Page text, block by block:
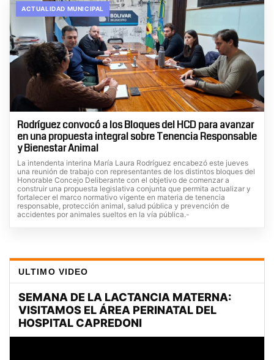
ACTUALIDAD MUNICIPAL
Rodríguez convocó a los Bloques del HCD para avanzar
en una propuesta integral sobre Tenencia Responsable
y Bienestar Animal
La intendenta interina María Laura Rodríguez encabezó este jueves
una reunión de trabajo con representantes de los distintos bloques del
Honorable Concejo Deliberante con el objetivo de comenzar a
construir una propuesta legislativa conjunta que permita actualizar y
fortalecer el marco normativo vigente en materia de tenencia
responsable, protección animal, salud pública y prevención de
accidentes por animales sueltos en la vía pública.-
ULTIMO VIDEO